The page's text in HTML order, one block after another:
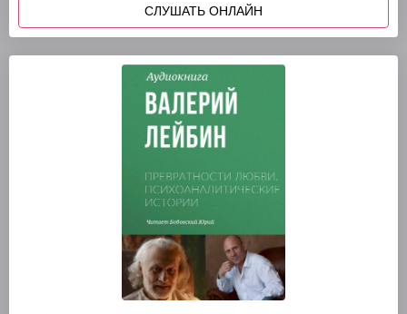
СЛУШАТЬ ОНЛАЙН